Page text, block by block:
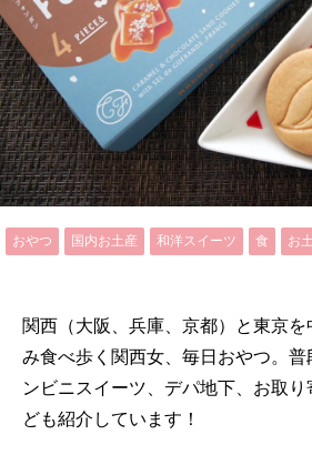
おやつ 国内お土産 和洋スイーツ 食 お
関西（大阪、兵庫、京都）と東京
み食べ歩く関西女、毎日おやつ。普
ンビニスイーツ、デパ地下、お取
ども紹介しています！